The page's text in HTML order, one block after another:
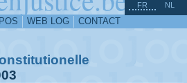
WEB LOG CONTACT
FR NL ^